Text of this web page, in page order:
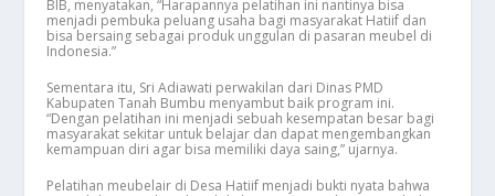
BIB, menyatakan, “Harapannya pelatihan ini nantinya bisa
menjadi pembuka peluang usaha bagi masyarakat Hatiif dan
bisa bersaing sebagai produk unggulan di pasaran meubel di
Indonesia.”
Sementara itu, Sri Adiawati perwakilan dari Dinas PMD
Kabupaten Tanah Bumbu menyambut baik program ini.
“Dengan pelatihan ini menjadi sebuah kesempatan besar bagi
masyarakat sekitar untuk belajar dan dapat mengembangkan
kemampuan diri agar bisa memiliki daya saing,” ujarnya.
Pelatihan meubelair di Desa Hatiif menjadi bukti nyata bahwa